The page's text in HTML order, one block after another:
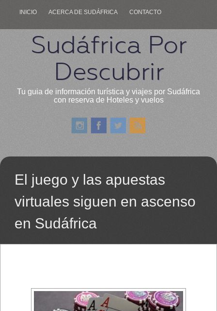
INICIO ACERCA DE SUDÁFRICA CONTACTO
Sudáfrica Por
Descubrir
Tu guia de información turística y viajes por Sudáfrica
con reserva de Hoteles y vuelos
El juego y las apuestas
virtuales siguen en ascenso
en Sudáfrica